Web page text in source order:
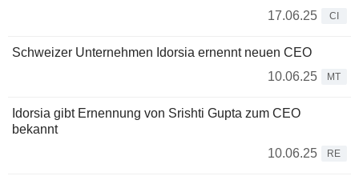
17.06.25
CI
Schweizer Unternehmen Idorsia ernennt neuen CEO
10.06.25
MT
Idorsia gibt Ernennung von Srishti Gupta zum CEO
bekannt
10.06.25
RE